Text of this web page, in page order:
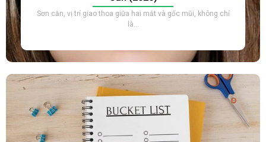
Sơn căn, vị trí giao thoa giữa hai mắt và gốc mũi, không chỉ
là...